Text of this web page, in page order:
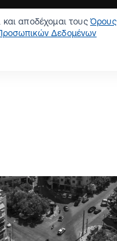
και αποδέχομαι τουςΌρους
Δεδομένων